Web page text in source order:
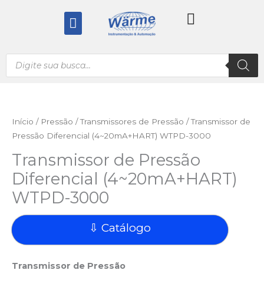
Menu
Pesquisar
produtos
Início / Pressão /Transmissores de Pressão / Transmissor de
Pressão Diferencial (4~20mA+HART) WTPD-3000
Transmissor de Pressão
Diferencial (4~20mA+HART)
WTPD-3000
⇩ Catálogo
Transmissor de Pressão